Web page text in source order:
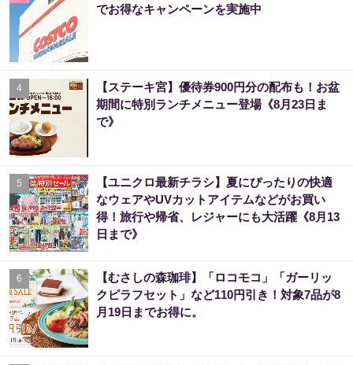
でお得なキャンペーンを実施中
4
【ステーキ宮】優待券900円分の配布も！お盆
期間に特別ランチメニュー登場《8月23日ま
で》
5
【ユニクロ最新チラシ】夏にぴったりの快適
なウェアやUVカットアイテムなどがお買い
得！旅行や帰省、レジャーにも大活躍《8月13
日まで》
6
【むさしの森珈琲】「ロコモコ」「ガーリッ
クピラフセット」など110円引き！対象7品が8
月19日までお得に。